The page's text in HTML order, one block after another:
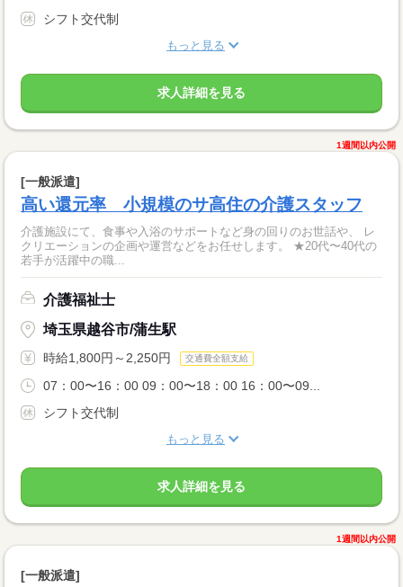
シフト交代制
もっと見る
求人詳細を見る
1週間以内公開
[一般派遣]
高い還元率 小規模のサ高住の介護スタッフ
介護施設にて、食事や入浴のサポートなど身の回りのお世話や、 レ
クリエーションの企画や運営などをお任せします。 ★20代〜40代の
若手が活躍中の職...
介護福祉士
埼玉県越谷市/蒲生駅
時給1,800円～2,250円 交通費全額支給
07：00〜16：00 09：00〜18：00 16：00〜09...
シフト交代制
もっと見る
求人詳細を見る
1週間以内公開
[一般派遣]